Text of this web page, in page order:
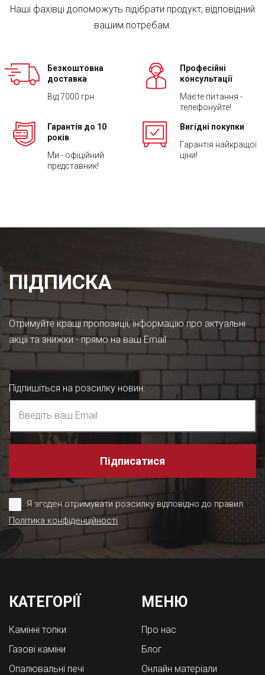
Наші фахівці допоможуть підібрати продукт, відповідний
вашим потребам.
Безкоштовна
доставка
Від 7000 грн.
Професійні
консультації
Маєте питання -
телефонуйте!
Гарантія до 10
років
Ми - офіційний
представник!
Вигідні покупки
Гарантія найкращої
ціни!
ПІДПИСКА
Отримуйте кращі пропозиції, інформацію про актуальні
акції та знижки - прямо на ваш Email
Підпишіться на розсилку новин:
Підписатися
Я згоден отримувати розсилку відповідно до правил
Політика конфіденційності
КАТЕГОРІЇ
Камінні топки
Газові каміни
Опалювальні печі
МЕНЮ
Про нас
Блог
Онлайн матеріали